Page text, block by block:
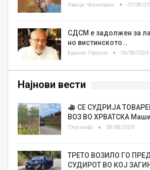
Ивица Челиковиќ 07/08/
СДСМ е задолжен за
но вистинското…
Бранко Героски 06/08/2026
Најнови вести
СЕ СУДРИЈА
ВОЗ ВО ХРВАТСКА
Плусинфо 08/08/2026
ТРЕТО ВОЗИЛО ГО
СУДИРОТ ВО КОЈ